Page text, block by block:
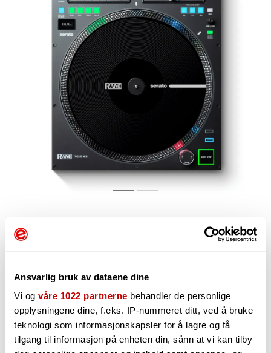
Ansvarlig bruk av dataene dine
Vi og våre 1022 partnerne behandler de personlige
opplysningene dine, f.eks. IP-nummeret ditt, ved å bruke
teknologi som informasjonskapsler for å lagre og få
tilgang til informasjon på enheten din, sånn at vi kan tilby
9 136,-
- +